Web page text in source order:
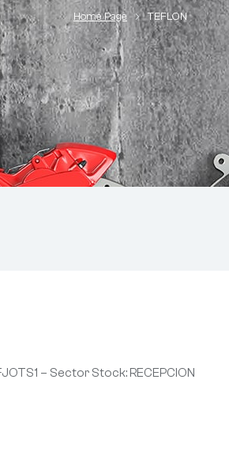
Home Page TEFLON
– Sector Stock: RECEPCION